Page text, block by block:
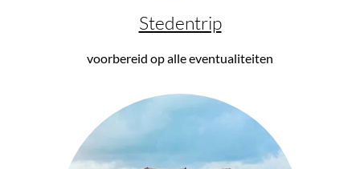
Stedentrip
voorbereid op alle eventualiteiten